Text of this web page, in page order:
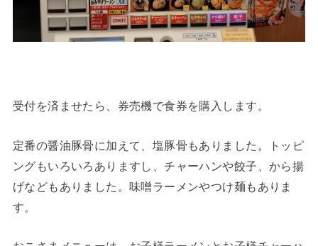
受付を済ませたら、券売機で食券を購入します。
定番の醤油豚骨に加えて、塩豚骨もありました。トッピ
ングもいろいろありますし、チャーハンや餃子、から揚
げなどもありました。味噌ラーメンやつけ麺もありま
す。